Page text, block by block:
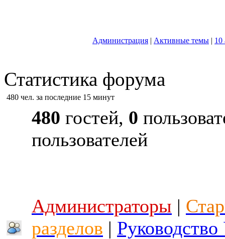
Администрация | Активные темы | 10
Статистика форума
480 чел. за последние 15 минут
480 гостей, 0
пользователей
Администраторы |
разделов |